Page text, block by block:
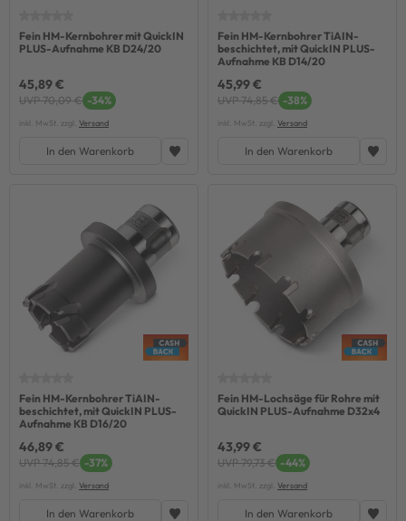
Fein HM-Kernbohrer mit QuickIN
PLUS-Aufnahme KB D24/20
45,89 €
UVP 70,09 € -34%
inkl. MwSt. zzgl. Versand
In den Warenkorb
Fein HM-Kernbohrer TiAIN-
beschichtet, mit QuickIN PLUS-
Aufnahme KB D14/20
45,99 €
UVP 74,85 € -38%
inkl. MwSt. zzgl. Versand
In den Warenkorb
Fein HM-Kernbohrer TiAIN-
beschichtet, mit QuickIN PLUS-
Aufnahme KB D16/20
46,89 €
UVP 74,85 € -37%
inkl. MwSt. zzgl. Versand
In den Warenkorb
Fein HM-Lochsäge für Rohre mit
QuickIN PLUS-Aufnahme D32x4
43,99 €
UVP 79,73 € -44%
inkl. MwSt. zzgl. Versand
In den Warenkorb